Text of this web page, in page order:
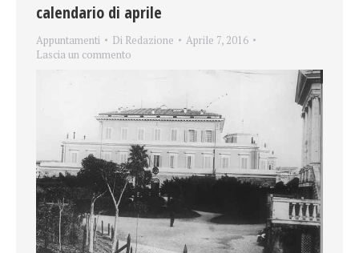
calendario di aprile
Appuntamenti Di Redazione
Aprile 7, 2016
Lascia un commento